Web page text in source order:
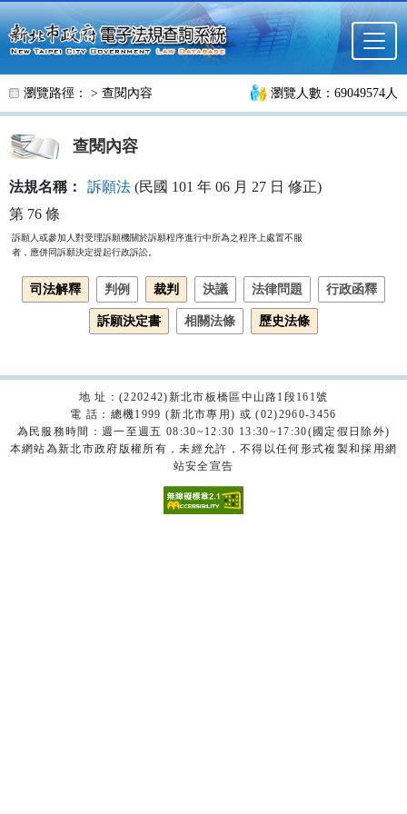
跳至主要內容
瀏覽路徑： > 查閱內容 瀏覽人數：69049574人
查閱內容
法規名稱： 訴願法 (民國 101 年 06 月 27 日 修正)
第 76 條
訴願人或參加人對受理訴願機關於訴願程序進行中所為之程序上處置不服
者，應併同訴願決定提起行政訴訟。
司法解釋 判例 裁判 決議 法律問題 行政函釋
訴願決定書 相關法條 歷史法條
地 址：(220242)新北市板橋區中山路1段161號
電 話：總機1999 (新北市專用) 或 (02)2960-3456
為民服務時間：週一至週五 08:30~12:30 13:30~17:30(國定假日除外)
本網站為新北市政府版權所有，未經允許，不得以任何形式複製和採用網
站安全宣告